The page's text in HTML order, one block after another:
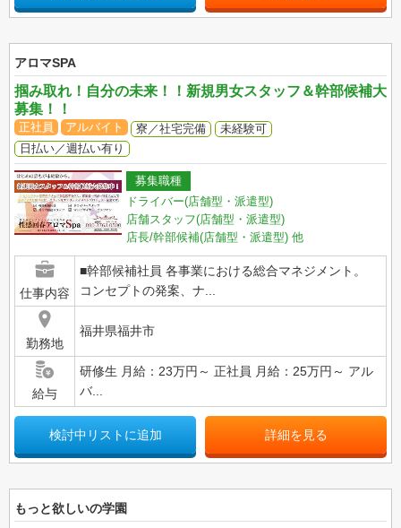
アロマSPA
掴み取れ！自分の未来！！新規男女スタッフ＆幹部候補大
募集！！
正社員 アルバイト 寮／社宅完備
未経験可
日払い／週払い有り
募集職種
ドライバー(店舗型・派遣型)
店舗スタッフ(店舗型・派遣型)
店長/幹部候補(店舗型・派遣型) 他
仕事内容
■幹部候補社員 各事業における総合マネジメント。
コンセプトの発案、ナ...
勤務地
福井県福井市
給与
研修生 月給：23万円～ 正社員 月給：25万円～ アル
バ...
検討中リストに追加 詳細を見る
もっと欲しいの学園